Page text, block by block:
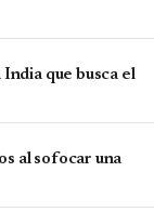
que busca el
al sofocar una